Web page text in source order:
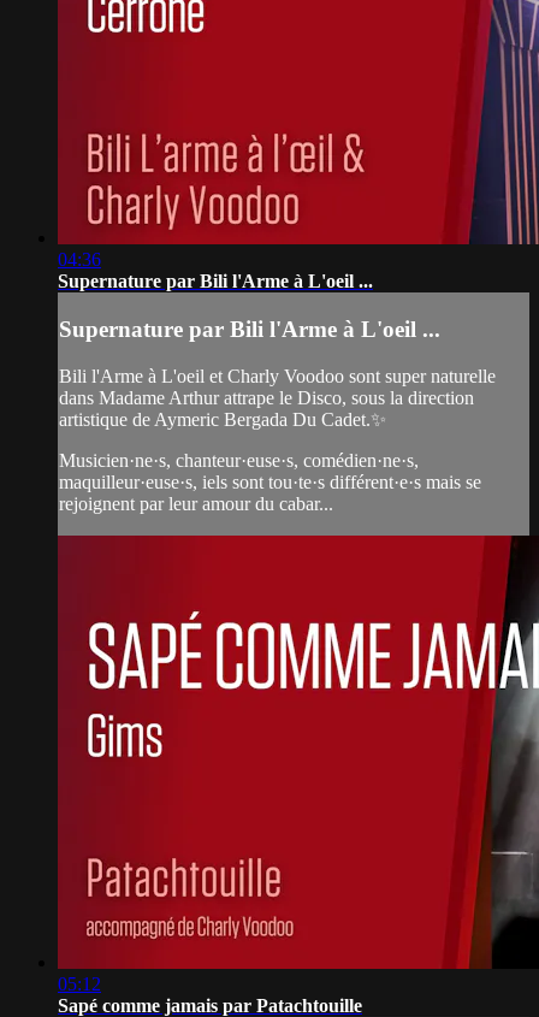
04:36
Supernature par Bili l'Arme à L'oeil ...
Supernature par Bili l'Arme à L'oeil ...
Bili l'Arme à L'oeil et Charly Voodoo sont super naturelle
dans Madame Arthur attrape le Disco, sous la direction
artistique de Aymeric Bergada Du Cadet.✨
Musicien·ne·s, chanteur·euse·s, comédien·ne·s,
maquilleur·euse·s, iels sont tou·te·s différent·e·s mais se
rejoignent par leur amour du cabar...
05:12
Sapé comme jamais par Patachtouille